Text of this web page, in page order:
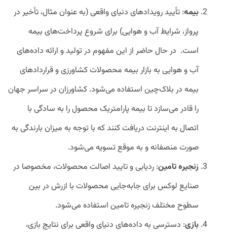
بیمه: تأیید رویدادهای دنیای واقعی (به عنوان مثال، تأخیر در
پرواز، شرایط آب و هوایی) برای شروع پرداخت‌های بیمه
است. در حال حاضر از این مفهوم در تولید و ارائه داده‌های
آب و هوایی به بازار بیمه محصولات کشاورزی و قراردادهای
بیمه در بلاک‌چین استفاده می‌شود. کشاورزان در سراسر جهان
را قادر می‌سازد تا بیمه پارامتریک محصول را به سادگی با
اتصال به اینترنت دریافت کنند که با توجه به میزان بارندگی به
صورت منصفانه و به موقع تسویه می‌شود.
زنجیره تامین: ردیابی و تایید اصالت محصولات، مخصوصا در
صنایع لوکس برای جابه‌جایی محصولات با ازرش در بین
سطوح مختلف زنجیره تامین استفاده می‌شود.
بازی: دسترسی به داده‌های دنیای واقعی برای نتایج بازی،